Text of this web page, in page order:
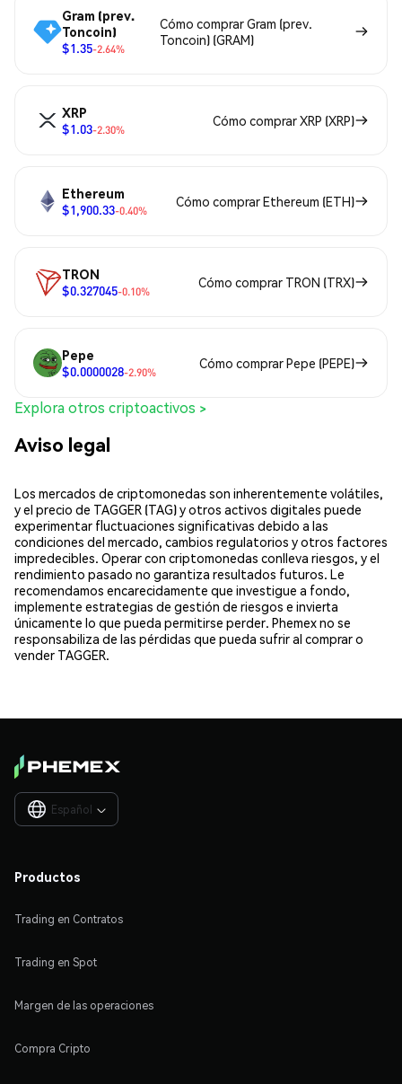
Gram (prev.
Toncoin)
$1.35-2.64%
Cómo comprar Gram (prev.
Toncoin) (GRAM)
XRP
$1.03-2.30%
Cómo comprar XRP (XRP)
Ethereum
$1,900.33-0.40%
Cómo comprar Ethereum (ETH)
TRON
$0.327045-0.10%
Cómo comprar TRON (TRX)
Pepe
$0.0000028-2.90%
Cómo comprar Pepe (PEPE)
Explora otros criptoactivos >
Aviso legal
Los mercados de criptomonedas son inherentemente volátiles,
y el precio de TAGGER (TAG) y otros activos digitales puede
experimentar fluctuaciones significativas debido a las
condiciones del mercado, cambios regulatorios y otros factores
impredecibles. Operar con criptomonedas conlleva riesgos, y el
rendimiento pasado no garantiza resultados futuros. Le
recomendamos encarecidamente que investigue a fondo,
implemente estrategias de gestión de riesgos e invierta
únicamente lo que pueda permitirse perder. Phemex no se
responsabiliza de las pérdidas que pueda sufrir al comprar o
vender TAGGER.
Español 
Productos
Trading en Contratos
Trading en Spot
Margen de las operaciones
Compra Cripto